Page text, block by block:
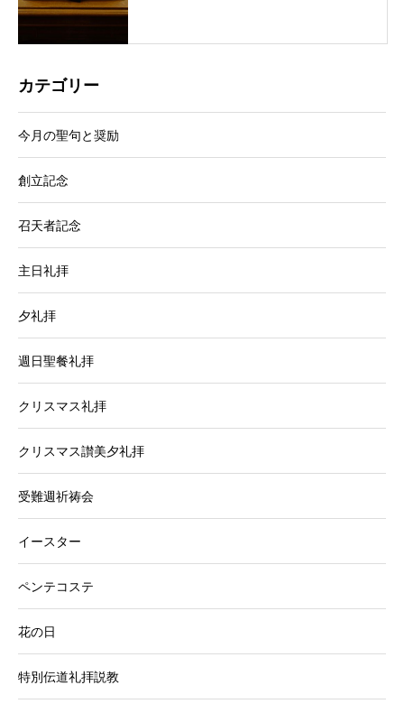
カテゴリー
今月の聖句と奨励
創立記念
召天者記念
主日礼拝
夕礼拝
週日聖餐礼拝
クリスマス礼拝
クリスマス讃美夕礼拝
受難週祈祷会
イースター
ペンテコステ
花の日
特別伝道礼拝説教